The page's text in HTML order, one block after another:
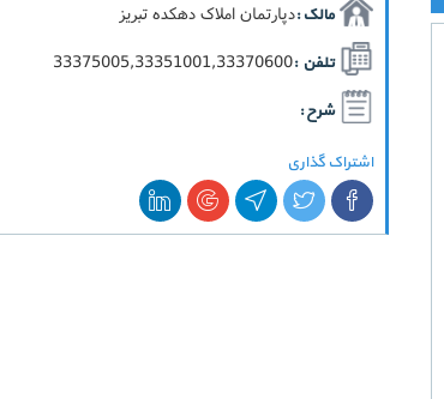
مالک :دپارتمان املاک دهکده تبریز
تلفن :33375005,33351001,33370600
شرح :
اشتراک گذاری